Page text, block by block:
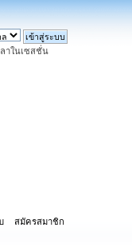
าในเซสชั่น
สมัครสมาชิก